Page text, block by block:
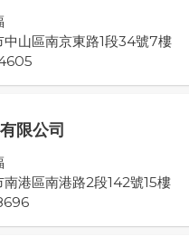
中山區南京東路1段34號7樓
限公司
南港區南港路2段142號15樓